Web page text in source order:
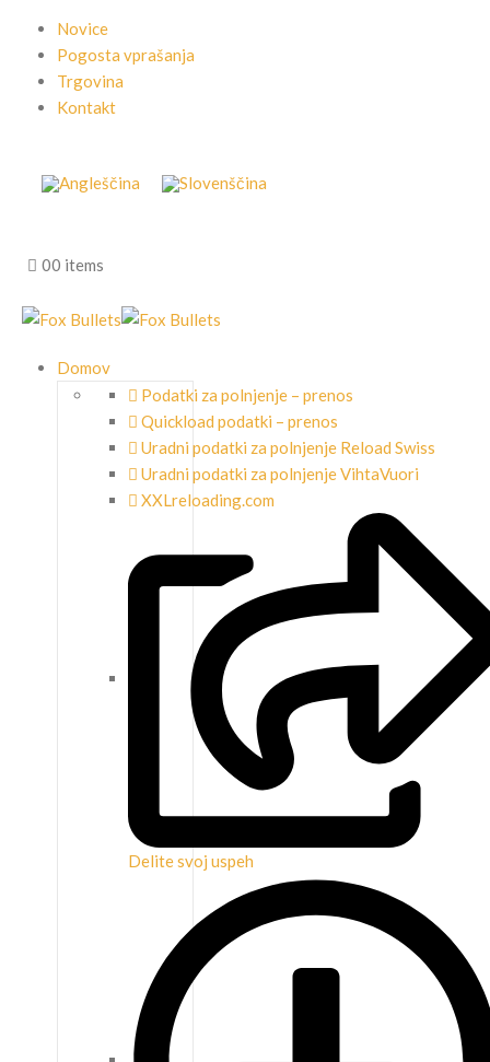
Novice
Pogosta vprašanja
Trgovina
Kontakt
00 items
Domov
Podatki za polnjenje – prenos
Quickload podatki – prenos
Uradni podatki za polnjenje Reload Swiss
Uradni podatki za polnjenje VihtaVuori
XXLreloading.com
Delite svoj uspeh